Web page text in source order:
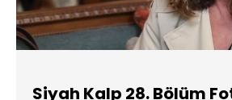
Siyah Kalp 28. Bölüm